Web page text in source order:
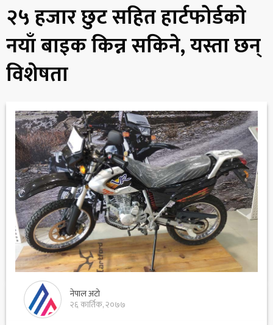
२५ हजार छुट सहित हार्टफोर्डको
नयाँ बाइक किन्न सकिने, यस्ता छन्
विशेषता
नेपाल अटो
२६ कार्तिक, २०७७